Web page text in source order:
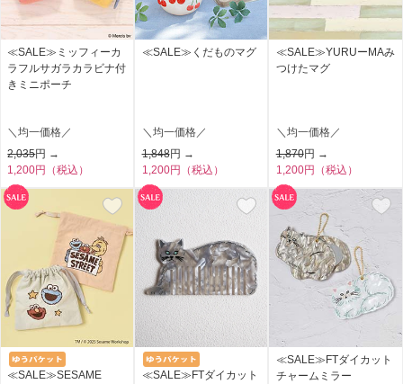
≪SALE≫ミッフィーカ
ラフルサガラカラビナ付
きミニポーチ
＼均一価格／
2,035円 →
1,200円（税込）
≪SALE≫くだものマグ
＼均一価格／
1,848円 →
1,200円（税込）
≪SALE≫YURUーMAみ
つけたマグ
＼均一価格／
1,870円 →
1,200円（税込）
≪SALE≫SESAME
≪SALE≫FTダイカット
≪SALE≫FTダイカット
チャームミラー